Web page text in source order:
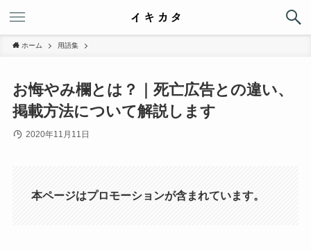
ホーム 用語集
お悔やみ欄とは？｜死亡広告との違い、
掲載方法について解説します
2020年11月11日
本ページはプロモーションが含まれています。